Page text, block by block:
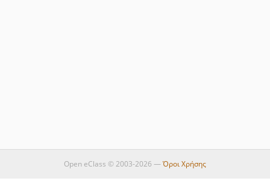
Open eClass © 2003-2026 —Όροι Χρήσης